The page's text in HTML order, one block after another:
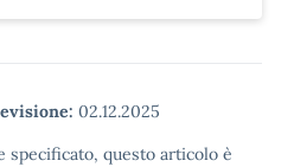
02.12.2025
specificato, questo articolo è